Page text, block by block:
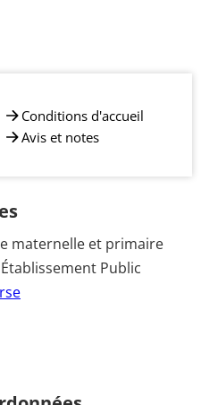
Conditions d'accueil
Avis et notes
maternelle et primaire
Établissement Public